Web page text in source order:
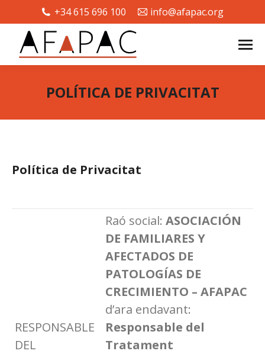
+34 615 696 100 info@afapac.org
POLÍTICA DE PRIVACITAT
Política de Privacitat
RESPONSABLE
DEL
Raó social: ASOCIACIÓN
DE FAMILIARES Y
AFECTADOS DE
PATOLOGÍAS DE
CRECIMIENTO – AFAPAC
d’ara endavant:
Responsable del
Tratament